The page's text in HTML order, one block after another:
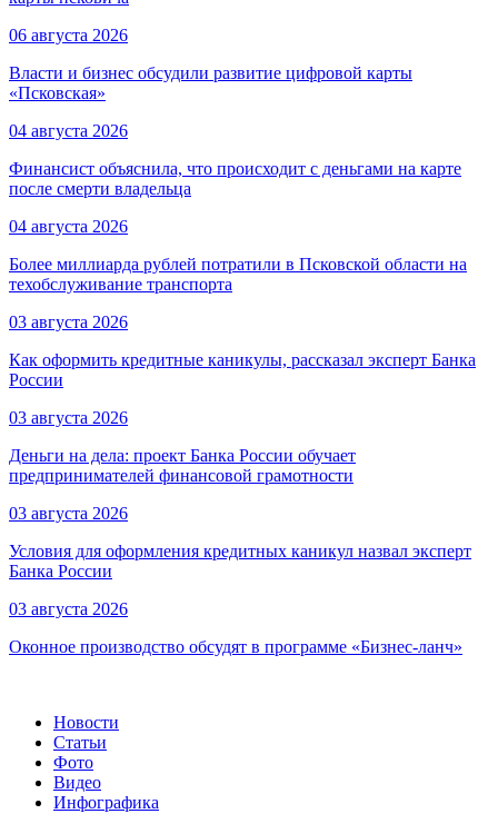
06 августа 2026
Власти и бизнес обсудили развитие цифровой карты
«Псковская»
04 августа 2026
Финансист объяснила, что происходит с деньгами на карте
после смерти владельца
04 августа 2026
Более миллиарда рублей потратили в Псковской области на
техобслуживание транспорта
03 августа 2026
Как оформить кредитные каникулы, рассказал эксперт Банка
России
03 августа 2026
Деньги на дела: проект Банка России обучает
предпринимателей финансовой грамотности
03 августа 2026
Условия для оформления кредитных каникул назвал эксперт
Банка России
03 августа 2026
Оконное производство обсудят в программе «Бизнес-ланч»
Новости
Статьи
Фото
Видео
Инфографика